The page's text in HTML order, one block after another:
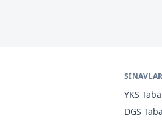
SINAVLAR
YKS
DGS